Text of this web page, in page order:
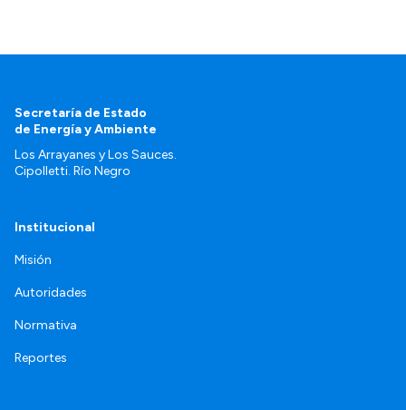
Secretaría de Estado
de Energía y Ambiente
Los Arrayanes y Los Sauces.
Cipolletti. Río Negro
Institucional
Misión
Autoridades
Normativa
Reportes